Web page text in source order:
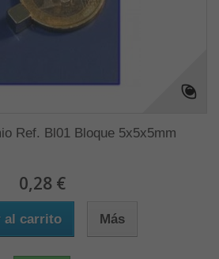
Ref. Bl01 Bloque 5x5x5mm
0,28 €
al carrito Más